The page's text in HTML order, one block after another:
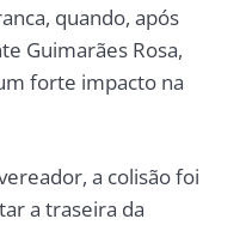
quando, após
Guimarães Rosa,
forte impacto na
a colisão foi
a traseira da